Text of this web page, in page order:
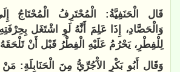
قَال الْحَنَفِيَّةُ: الْمُحْتَرِفُ الْمُحْتَاجُ
وَالْحَصَّادِ، إِذَا عَلِمَ أَنَّهُ لَوِ اشْتَغَل
لِلْفِطْرِ، يَحْرُمُ عَلَيْهِ الْفِطْرُ قَبْل أَنْ
وَقَال أَبُو بَكْرٍ الآْجُرِّيُّ مِنَ الْحَنَابِلَةِ: